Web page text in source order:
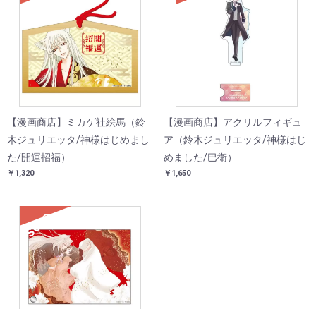
【漫画商店】ミカゲ社絵馬（鈴
木ジュリエッタ/神様はじめまし
た/開運招福）
￥1,320
【漫画商店】アクリルフィギュ
ア（鈴木ジュリエッタ/神様はじ
めました/巴衛）
￥1,650
SOLD